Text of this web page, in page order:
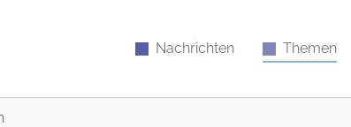
Nachrichten Themen